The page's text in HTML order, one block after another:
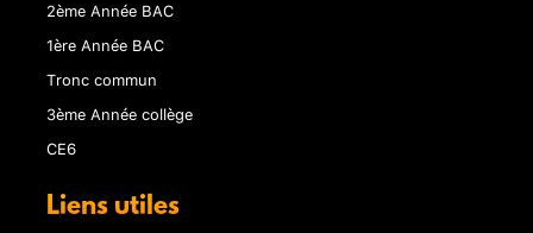
2ème Année BAC
1ère Année BAC
Tronc commun
3ème Année collège
CE6
Liens utiles